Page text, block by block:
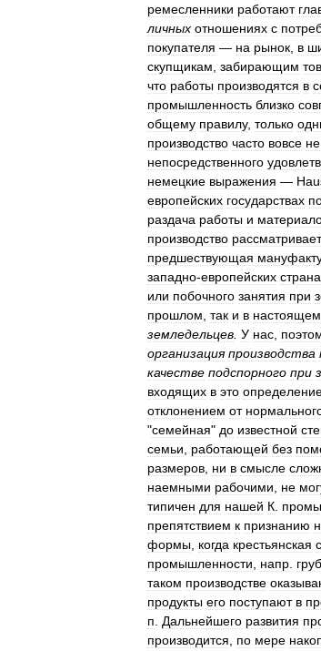
ремесленники работают
личных отношениях с
покупателя — на рынок в
скупщикам забирающим
что работы производятся в
промышленность близко
общему правилу, только
производство часто вовсе не
непосредственного
немецкие выражения —
европейских государствах
раздача работы и
производство
предшествующая
западно-европейских
или побочного занятия при
прошлом так и в настоящем
земледельцев У нас
организация производства
качестве подспорного при
входящих в это
отклонением от
"семейная" до известной
семьи
работающей без
размеров ни в смысле
наемными рабочими не
типичен для нашей К
препятствием к признанию
формы когда крестьянская
промышленности
напр
таком производстве
продукты его поступают в
п
Дальнейшего развития
производится
по мере